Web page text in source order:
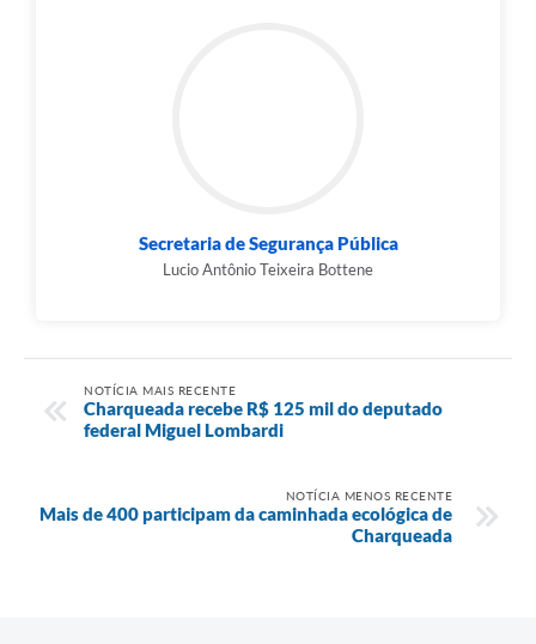
Secretaria de Segurança Pública
Lucio Antônio Teixeira Bottene
NOTÍCIA MAIS RECENTE
Charqueada recebe R$ 125 mil do deputado
federal Miguel Lombardi
NOTÍCIA MENOS RECENTE
Mais de 400 participam da caminhada ecológica de
Charqueada